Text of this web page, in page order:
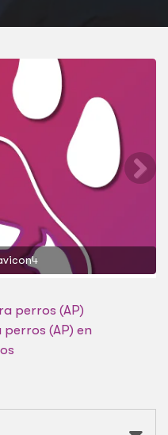
perros (AP)
(AP) en